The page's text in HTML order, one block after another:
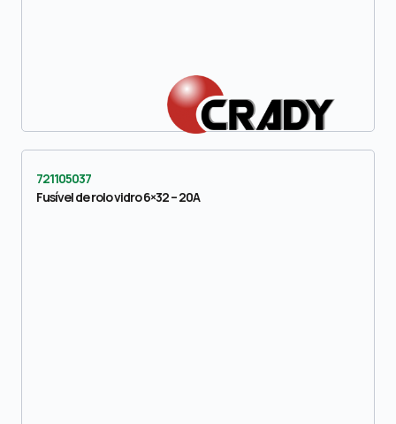
721105037
Fusível de rolo vidro 6×32 – 20A